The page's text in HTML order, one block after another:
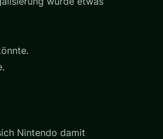
Nintendo damit